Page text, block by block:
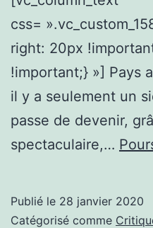
css=
right: 20px
!important;} »] Pays
il y a seulement un
passe de devenir,
spectaculaire,…
Publié le 28 janvier 2020
Catégorisé comme